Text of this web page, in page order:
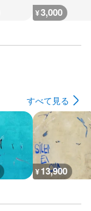
¥3,000
すべて見る
¥13,900